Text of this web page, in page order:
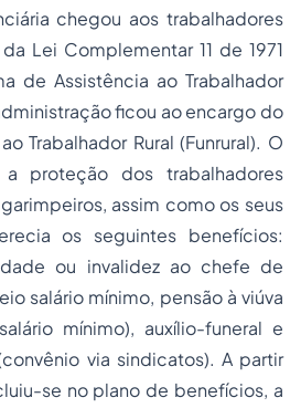
chegou aos trabalhadores
Lei Complementar 11 de 1971
de Assistência ao Trabalhador
ficou ao encargo do
Trabalhador Rural (Funrural). O
a proteção dos trabalhadores
assim como os seus
os seguintes benefícios:
ou invalidez ao chefe de
salário mínimo, pensão à viúva
mínimo), auxílio-funeral e
via sindicatos). A partir
se no plano de benefícios, a